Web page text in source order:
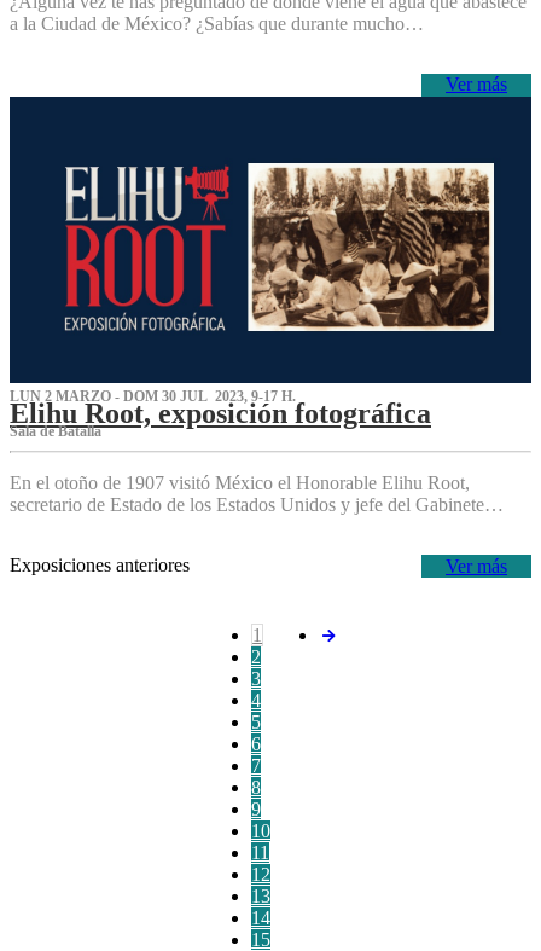
a la Ciudad de México? ¿Sabías que durante mucho…
Ver más
LUN 2 MARZO - DOM 30 JUL 2023, 9-17 H.
Elihu Root, exposición fotográfica
Sala de Batalla
En el otoño de 1907 visitó México el Honorable Elihu Root,
secretario de Estado de los Estados Unidos y jefe del Gabinete…
Ver más
Exposiciones anteriores
1
2
3
4
5
6
7
8
9
10
11
12
13
14
15